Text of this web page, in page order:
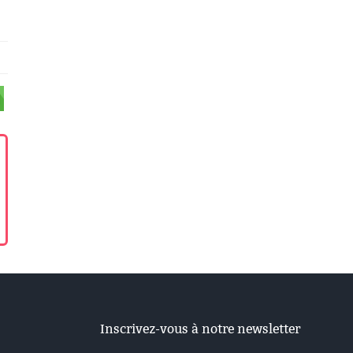
Inscrivez-vous à notre newsletter